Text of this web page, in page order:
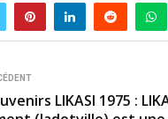
LIKASI 1975 :